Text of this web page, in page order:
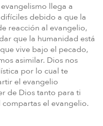
llega a
debido a que la
reacción al evangelio,
que la humanidad está
vive bajo el pecado,
asimilar. Dios nos
por lo cual te
el evangelio
de Dios tanto para ti
el evangelio.